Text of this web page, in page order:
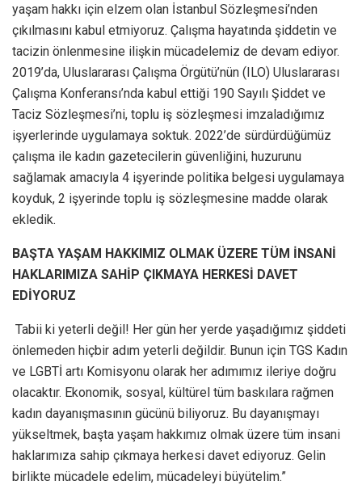
yaşam hakkı için elzem olan İstanbul Sözleşmesi’nden
çıkılmasını kabul etmiyoruz. Çalışma hayatında şiddetin ve
tacizin önlenmesine ilişkin mücadelemiz de devam ediyor.
2019’da, Uluslararası Çalışma Örgütü’nün (ILO) Uluslararası
Çalışma Konferansı’nda kabul ettiği 190 Sayılı Şiddet ve
Taciz Sözleşmesi’ni, toplu iş sözleşmesi imzaladığımız
işyerlerinde uygulamaya soktuk. 2022’de sürdürdüğümüz
çalışma ile kadın gazetecilerin güvenliğini, huzurunu
sağlamak amacıyla 4 işyerinde politika belgesi uygulamaya
koyduk, 2 işyerinde toplu iş sözleşmesine madde olarak
ekledik.
BAŞTA YAŞAM HAKKIMIZ OLMAK ÜZERE TÜM İNSANİ
HAKLARIMIZA SAHİP ÇIKMAYA HERKESİ DAVET
EDİYORUZ
Tabii ki yeterli değil! Her gün her yerde yaşadığımız şiddeti
önlemeden hiçbir adım yeterli değildir. Bunun için TGS Kadın
ve LGBTİ artı Komisyonu olarak her adımımız ileriye doğru
olacaktır. Ekonomik, sosyal, kültürel tüm baskılara rağmen
kadın dayanışmasının gücünü biliyoruz. Bu dayanışmayı
yükseltmek, başta yaşam hakkımız olmak üzere tüm insani
haklarımıza sahip çıkmaya herkesi davet ediyoruz. Gelin
birlikte mücadele edelim, mücadeleyi büyütelim.”